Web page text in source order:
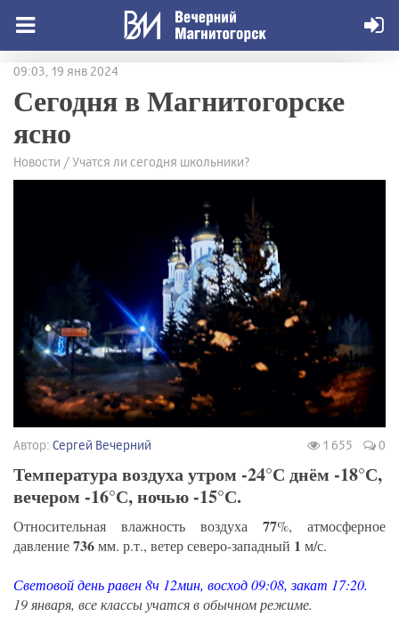
09:03, 19 янв 2024
Сегодня в Магнитогорске
ясно
Новости / Учатся ли сегодня школьники?
Автор: Сергей Вечерний 1 655 0
Температура воздуха утром -24°С днём -18°С,
вечером -16°С, ночью -15°С.
Относительная влажность воздуха 77%, атмосферное
давление736мм. р.т., ветер северо-западный 1 м/с.
Световой день равен 8ч 12мин, восход 09:08, закат 17:20.
19 января, все классы учатся в обычном режиме.